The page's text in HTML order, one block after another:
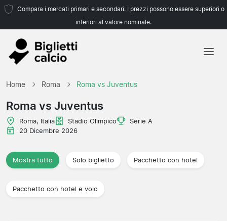
Compara i mercati primari e secondari. I prezzi possono essere superiori o
inferiori al valore nominale.
Home Roma Roma vs Juventus
Roma vs Juventus
Roma, Italia Stadio Olimpico
Serie A
20 Dicembre 2026
Mostra tutto Solo biglietto Pacchetto con hotel
Pacchetto con hotel e volo